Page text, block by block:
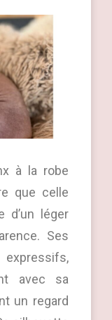
à la robe
que celle
d’un léger
Ses
avec sa
un regard